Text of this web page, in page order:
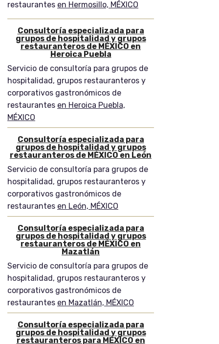
restaurantes en Hermosillo, MÉXICO
Consultoría especializada para
grupos de hospitalidad y grupos
restauranteros de MÉXICO en
Heroica Puebla
Servicio de consultoría para grupos de
hospitalidad, grupos restauranteros y
corporativos gastronómicos de
restaurantes en Heroica Puebla,
MÉXICO
Consultoría especializada para
grupos de hospitalidad y grupos
restauranteros de MÉXICO en León
Servicio de consultoría para grupos de
hospitalidad, grupos restauranteros y
corporativos gastronómicos de
restaurantes en León, MÉXICO
Consultoría especializada para
grupos de hospitalidad y grupos
restauranteros de MÉXICO en
Mazatlán
Servicio de consultoría para grupos de
hospitalidad, grupos restauranteros y
corporativos gastronómicos de
restaurantes en Mazatlán, MÉXICO
Consultoría especializada para
grupos de hospitalidad y grupos
restauranteros para MÉXICO en